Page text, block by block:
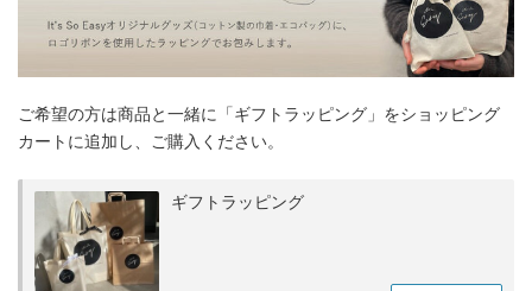
ご希望の方は商品と一緒に「ギフトラッピング」をショッピング
カートに追加し、ご購入ください。
ギフトラッピング